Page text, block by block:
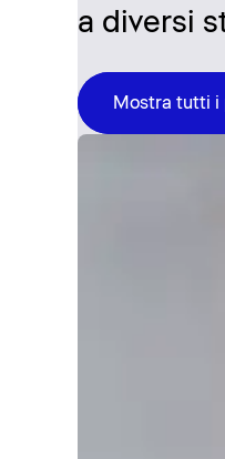
a diversi
Mostra tutti i